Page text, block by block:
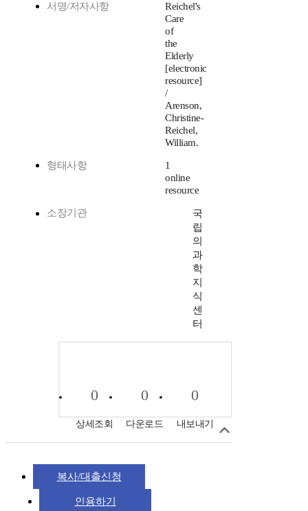
서명/저자사항
Reichel's
Care
of
the
Elderly
[electronic
resource]
/
Arenson,
Christine-
Reichel,
William.
형태사항
1
online
resource
소장기관
국
립
의
과
학
지
식
센
터
0
상세조회
0
다운로드
0
내보내기
복사/대출신청
인용하기